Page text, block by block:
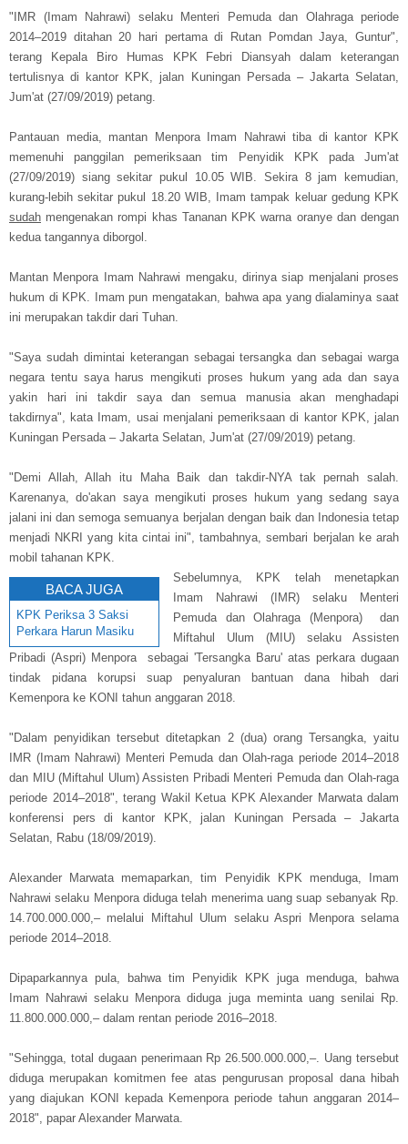
"IMR (Imam Nahrawi) selaku Menteri Pemuda dan Olahraga periode
2014–2019 ditahan 20 hari pertama di Rutan Pomdan Jaya, Guntur",
terang Kepala Biro Humas KPK Febri Diansyah dalam keterangan
tertulisnya di kantor KPK, jalan Kuningan Persada – Jakarta Selatan,
Jum'at (27/09/2019) petang.
Pantauan media, mantan Menpora Imam Nahrawi tiba di kantor KPK
memenuhi panggilan pemeriksaan tim Penyidik KPK pada Jum'at
(27/09/2019) siang sekitar pukul 10.05 WIB. Sekira 8 jam kemudian,
kurang-lebih sekitar pukul 18.20 WIB, Imam tampak keluar gedung KPK
sudah mengenakan rompi khas Tananan KPK warna oranye dan dengan
kedua tangannya diborgol.
Mantan Menpora Imam Nahrawi mengaku, dirinya siap menjalani proses
hukum di KPK. Imam pun mengatakan, bahwa apa yang dialaminya saat
ini merupakan takdir dari Tuhan.
"Saya sudah dimintai keterangan sebagai tersangka dan sebagai warga
negara tentu saya harus mengikuti proses hukum yang ada dan saya
yakin hari ini takdir saya dan semua manusia akan menghadapi
takdirnya", kata Imam, usai menjalani pemeriksaan di kantor KPK, jalan
Kuningan Persada – Jakarta Selatan, Jum'at (27/09/2019) petang.
"Demi Allah, Allah itu Maha Baik dan takdir-NYA tak pernah salah.
Karenanya, do'akan saya mengikuti proses hukum yang sedang saya
jalani ini dan semoga semuanya berjalan dengan baik dan Indonesia tetap
menjadi NKRI yang kita cintai ini", tambahnya, sembari berjalan ke arah
mobil tahanan KPK.
BACA JUGA
KPK Periksa 3 Saksi
Perkara Harun Masiku
Sebelumnya, KPK telah menetapkan
Imam Nahrawi (IMR) selaku Menteri
Pemuda dan Olahraga (Menpora) dan
Miftahul Ulum (MIU) selaku Assisten
Pribadi (Aspri) Menpora sebagai 'Tersangka Baru' atas perkara dugaan
tindak pidana korupsi suap penyaluran bantuan dana hibah dari
Kemenpora ke KONI tahun anggaran 2018.
"Dalam penyidikan tersebut ditetapkan 2 (dua) orang Tersangka, yaitu
IMR (Imam Nahrawi) Menteri Pemuda dan Olah-raga periode 2014–2018
dan MIU (Miftahul Ulum) Assisten Pribadi Menteri Pemuda dan Olah-raga
periode 2014–2018", terang Wakil Ketua KPK Alexander Marwata dalam
konferensi pers di kantor KPK, jalan Kuningan Persada – Jakarta
Selatan, Rabu (18/09/2019).
Alexander Marwata memaparkan, tim Penyidik KPK menduga, Imam
Nahrawi selaku Menpora diduga telah menerima uang suap sebanyak Rp.
14.700.000.000,– melalui Miftahul Ulum selaku Aspri Menpora selama
periode 2014–2018.
Dipaparkannya pula, bahwa tim Penyidik KPK juga menduga, bahwa
Imam Nahrawi selaku Menpora diduga juga meminta uang senilai Rp.
11.800.000.000,– dalam rentan periode 2016–2018.
"Sehingga, total dugaan penerimaan Rp 26.500.000.000,–. Uang tersebut
diduga merupakan komitmen fee atas pengurusan proposal dana hibah
yang diajukan KONI kepada Kemenpora periode tahun anggaran 2014–
2018", papar Alexander Marwata.